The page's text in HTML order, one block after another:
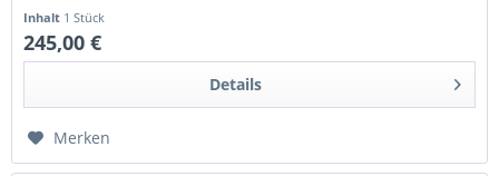
Inhalt 1 Stück
245,00 €
Details
Merken